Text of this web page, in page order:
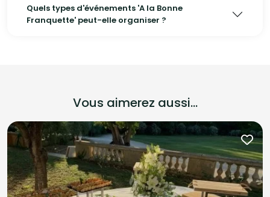
Quels types d'événements 'A la Bonne
Franquette' peut-elle organiser ?
Vous aimerez aussi...